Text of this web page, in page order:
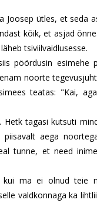
Joosep ütles, et seda
kõik, et asjad
tsiviilvaidlusesse.
pöördusin
noorte
teatas: "Kai,
tagasi kutsuti
aega
tunne, et need
ma ei olnud teie
valdkonnaga ka